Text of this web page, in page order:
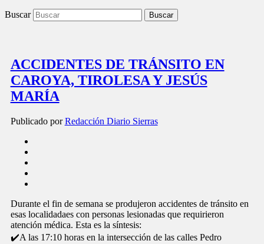
Buscar
ACCIDENTES DE TRÁNSITO EN
CAROYA, TIROLESA Y JESÚS
MARÍA
Publicado porRedacción Diario Sierras
Durante el fin de semana se produjeron accidentes de tránsito en
esas localidadaes con personas lesionadas que requirieron
atención médica. Esta es la síntesis:
✔️A las 17:10 horas en la intersección de las calles Pedro